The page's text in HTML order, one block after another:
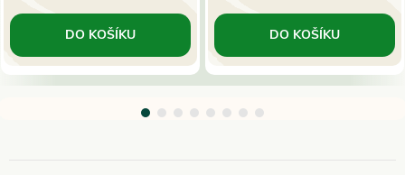
DO KOŠÍKU DO KOŠÍKU